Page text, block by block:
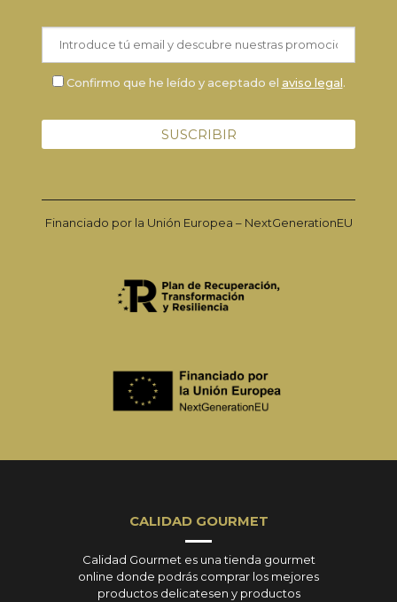
Confirmo que he leído y aceptado el aviso legal.
Financiado por la Unión Europea – NextGenerationEU
CALIDAD GOURMET
Calidad Gourmet es una tienda gourmet
online donde podrás comprar los mejores
productos delicatesen y productos